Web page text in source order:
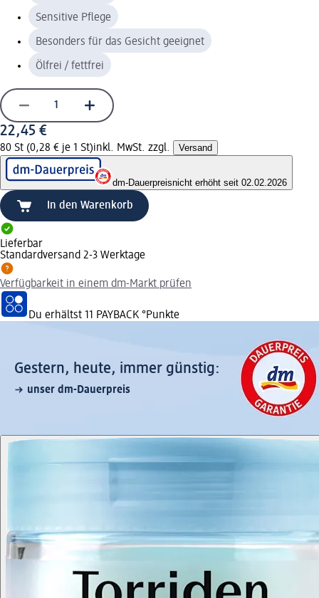
Sensitive Pflege
Besonders für das Gesicht geeignet
Ölfrei / fettfrei
22,45 €
80 St (0,28 € je 1 St)inkl. MwSt. zzgl. Versand
dm-Dauerpreisnicht erhöht seit 02.02.2026
In den Warenkorb
Lieferbar
Standardversand 2-3 Werktage
Verfügbarkeit in einem dm-Markt prüfen
Du erhältst 11 PAYBACK °Punkte
Gestern, heute, immer günstig:
unser dm-Dauerpreis